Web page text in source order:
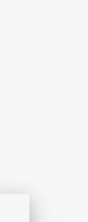
84 éves
János. A